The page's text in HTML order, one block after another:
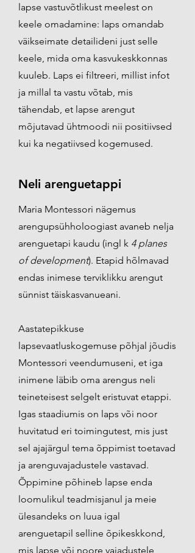
lapse vastuvõtlikust meelest on
keele omadamine: laps omandab
väikseimate detailideni just selle
keele, mida oma kasvukeskkonnas
kuuleb. Laps ei filtreeri, millist infot
ja millal ta vastu võtab, mis
tähendab, et lapse arengut
mõjutavad ühtmoodi nii positiivsed
kui ka negatiivsed kogemused.
Neli arenguetappi
Maria Montessori nägemus
arengupsühholoogiast avaneb nelja
arenguetapi kaudu (ingl k 4 planes
of development). Etapid hõlmavad
endas inimese terviklikku arengut
sünnist täiskasvanueani.
Aastatepikkuse
lapsevaatluskogemuse põhjal jõudis
Montessori veendumuseni, et iga
inimene läbib oma arengus neli
teineteisest selgelt eristuvat etappi.
Igas staadiumis on laps või noor
huvitatud eri toimingutest, mis just
sel ajajärgul tema õppimist toetavad
ja arenguvajadustele vastavad.
Õppimine põhineb lapse enda
loomulikul teadmisjanul ja meie
ülesandeks on luua igal
arenguetapil selline õpikeskkond,
mis lapse või noore vajadustele